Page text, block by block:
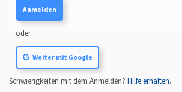
oder
Weiter mit Google
Schwierigkeiten mit dem Anmelden? Hilfe erhalten.